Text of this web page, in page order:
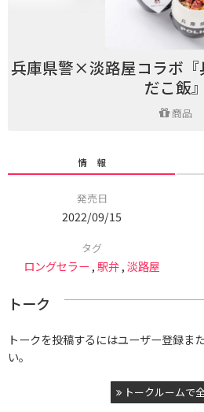
兵庫県警×淡路屋コラボ『
だこ飯』
商品
情 報
発売日
2022/09/15
タグ
ロングセラー , 駅弁,淡路屋
トーク
トークを投稿するにはユーザー登録ま
い。
トークルームで